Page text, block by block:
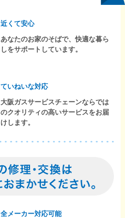
近くて安心
あなたのお家のそばで、快適な暮ら
しをサポートしています。
ていねいな対応
大阪ガスサービスチェーンならでは
のクオリティの高いサービスをお届
けします。
全メーカー対応可能